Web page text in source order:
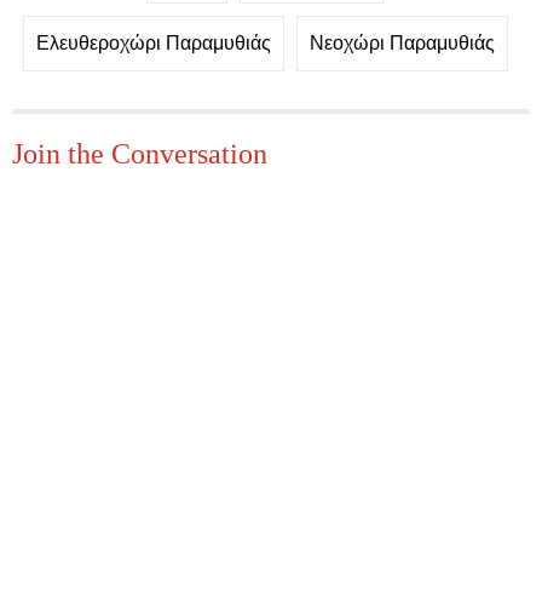
Ελευθεροχώρι Παραμυθιάς Νεοχώρι Παραμυθιάς
Join the Conversation